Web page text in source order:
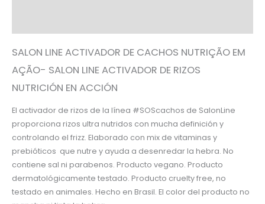
SALON LINE ACTIVADOR DE CACHOS NUTRIÇÃO EM
AÇÃO- SALON LINE ACTIVADOR DE RIZOS
NUTRICIÓN EN ACCIÓN
El activador de rizos de la línea #SOScachos de SalonLine
proporciona rizos ultra nutridos con mucha definición y
controlando el frizz. Elaborado con mix de vitaminas y
prebióticos que nutre y ayuda a desenredar la hebra. No
contiene sal ni parabenos. Producto vegano. Producto
dermatológicamente testado. Producto cruelty free, no
testado en animales. Hecho en Brasil. El color del producto no